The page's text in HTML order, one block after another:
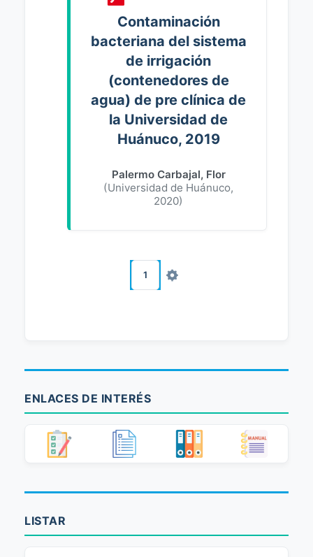
Contaminación
bacteriana del sistema
de irrigación
(contenedores de
agua) de pre clínica de
la Universidad de
Huánuco, 2019
Palermo Carbajal, Flor
(Universidad de Huánuco,
2020)
1
ENLACES DE INTERÉS
LISTAR